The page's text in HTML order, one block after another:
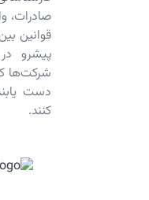
صادرات،
قوانین
شرکت‌ها
دست
کنند.